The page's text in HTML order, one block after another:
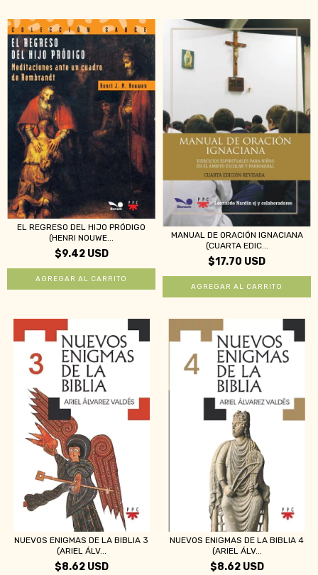
EL REGRESO DEL HIJO PRÓDIGO
(HENRI NOUWE...
$9.42 USD
MANUAL DE ORACIÓN IGNACIANA
(CUARTA EDIC...
$17.70 USD
NUEVOS ENIGMAS DE LA BIBLIA 3
(ARIEL ÁLV...
$8.62 USD
NUEVOS ENIGMAS DE LA BIBLIA 4
(ARIEL ÁLV...
$8.62 USD